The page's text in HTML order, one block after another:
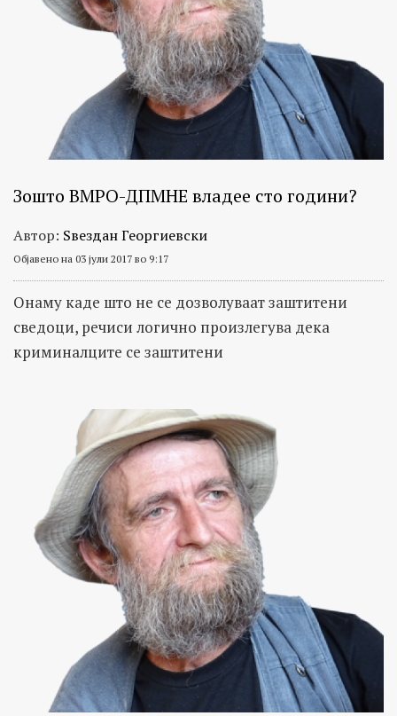
Зошто ВМРО-ДПМНЕ владее сто години?
Автор: Ѕвездан Георгиевски
Објавено на 03 јули 2017 во 9:17
Онаму каде што не се дозволуваат заштитени
сведоци, речиси логично произлегува дека
криминалците се заштитени